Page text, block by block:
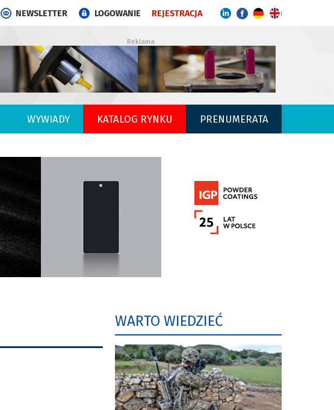
NEWSLETTER LOGOWANIE REJESTRACJA
Reklama
WYWIADY KATALOG RYNKU PRENUMERATA
WARTO WIEDZIEĆ